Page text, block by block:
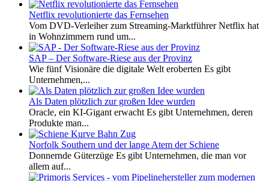
Netflix revolutionierte das Fernsehen
Vom DVD-Verleiher zum Streaming-Marktführer Netflix hat
in Wohnzimmern rund um...
SAP – Der Software-Riese aus der Provinz
Wie fünf Visionäre die digitale Welt eroberten Es gibt
Unternehmen,...
Als Daten plötzlich zur großen Idee wurden
Oracle, ein KI-Gigant erwacht Es gibt Unternehmen, deren
Produkte man...
Norfolk Southern und der lange Atem der Schiene
Donnernde Güterzüge Es gibt Unternehmen, die man vor
allem auf...